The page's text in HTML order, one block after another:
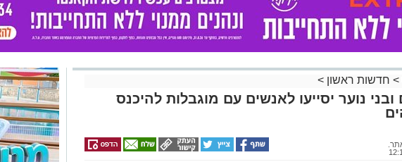
> חדשות ראשון >
ובני נוער יסייעו לאנשים עם מוגבלות להיכנס